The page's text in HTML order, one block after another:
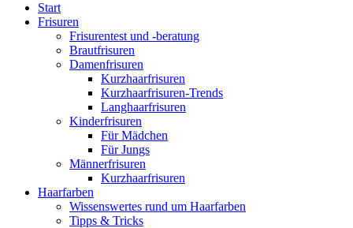
Start
Frisuren
Frisurentest und -beratung
Brautfrisuren
Damenfrisuren
Kurzhaarfrisuren
Kurzhaarfrisuren-Trends
Langhaarfrisuren
Kinderfrisuren
Für Mädchen
Für Jungs
Männerfrisuren
Kurzhaarfrisuren
Haarfarben
Wissenswertes rund um Haarfarben
Tipps & Tricks